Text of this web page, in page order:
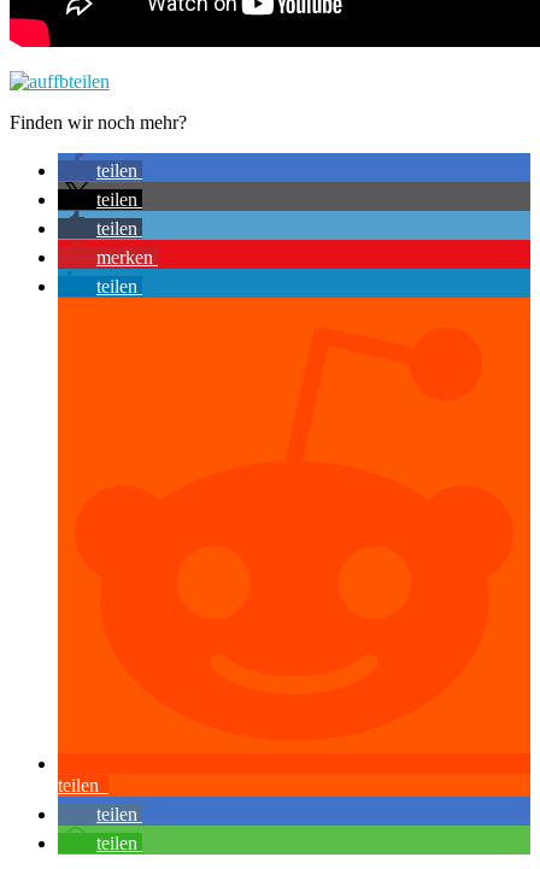
Finden wir noch mehr?
teilen
teilen
teilen
merken
teilen
teilen
teilen
teilen